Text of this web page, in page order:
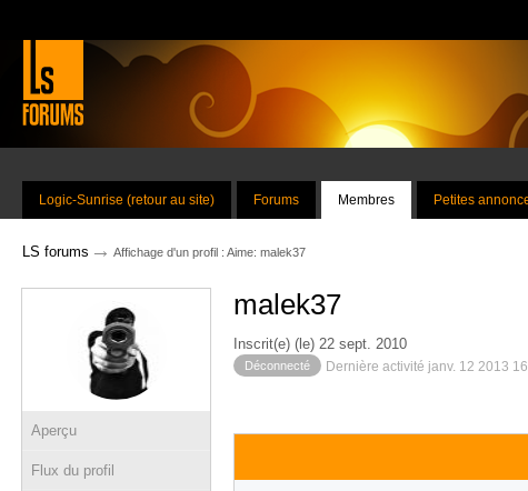
Logic-Sunrise (retour au site) Forums Membres Petites
LS forums → Affichage d'un profil : Aime: malek37
Aperçu
Flux du profil
malek37
Inscrit(e) (le) 22 sept. 2010
Déconnecté Dernière activité janv. 12 2013